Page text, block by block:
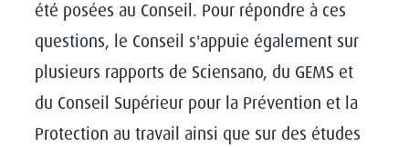
été posées au Conseil. Pour répondre à ces
questions, le Conseil s'appuie également sur
plusieurs rapports de Sciensano, du GEMS et
du Conseil Supérieur pour la Prévention et la
Protection au travail ainsi que sur des études